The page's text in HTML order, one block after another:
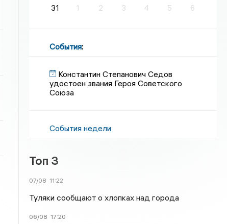
31
1 2 3 4 5 6
События:
Константин Степанович Седов
удостоен звания Героя Советского
Союза
События недели
Топ 3
07/08 11:22
Туляки сообщают о хлопках над города
06/08 17:20